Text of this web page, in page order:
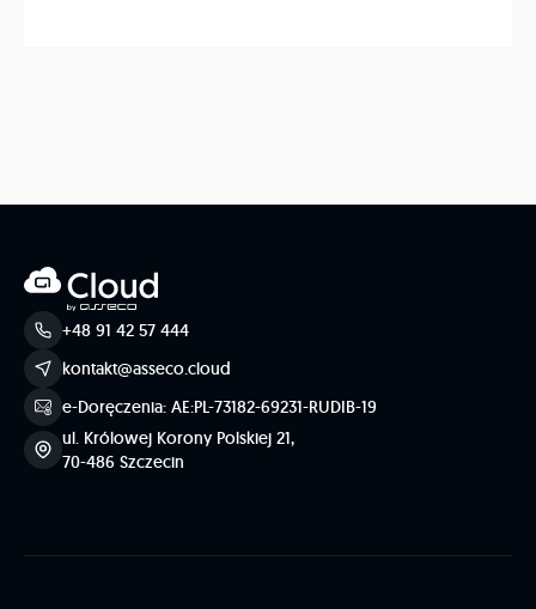
+48 91 42 57 444
kontakt@asseco.cloud
e-Doręczenia: AE:PL-73182-69231-RUDIB-19
ul. Królowej Korony Polskiej 21,
70-486 Szczecin